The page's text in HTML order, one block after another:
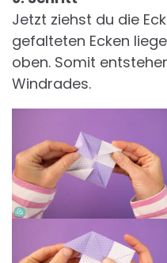
Jetzt ziehst du die
gefalteten Ecken
oben. Somit
Windrades.